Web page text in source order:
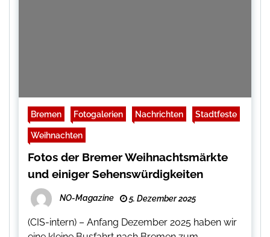
Bremen Fotogalerien Nachrichten Stadtfeste
Weihnachten
Fotos der Bremer Weihnachtsmärkte
und einiger Sehenswürdigkeiten
NO-Magazine 5. Dezember 2025
(CIS-intern) – Anfang Dezember 2025 haben wir